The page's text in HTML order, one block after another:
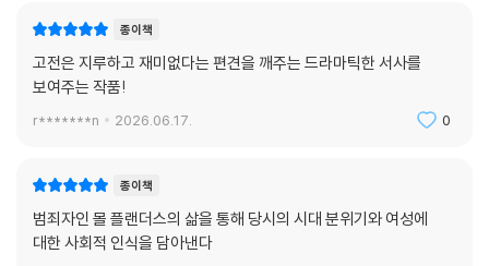
런 결혼관과 인간관의 완전한 실현과는 거리가 멀었던 당시 영국에서, 몰
은 울프의 지적처럼 불완전한 시대 상황을 개선하고자 했던 선구자적 페미
니스트라 할 수 있다. _류경희(옮긴이)
종이책
고전은 지루하고 재미없다는 편견을 깨주는 드라마틱한 서사를
보여주는 작품!
r*******n 2026.06.17. 0
종이책
범죄자인 몰 플랜더스의 삶을 통해 당시의 시대 분위기와 여성에
대한 사회적 인식을 담아낸다